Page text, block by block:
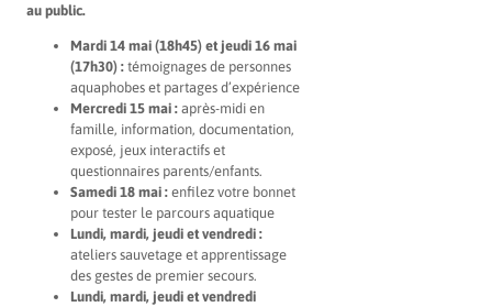
au public.
Mardi 14 mai (18h45) et jeudi 16 mai
(17h30) : témoignages de personnes
aquaphobes et partages d’expérience
Mercredi 15 mai : après-midi en
famille, information, documentation,
exposé, jeux interactifs et
questionnaires parents/enfants.
Samedi 18 mai : enfilez votre bonnet
pour tester le parcours aquatique
Lundi, mardi, jeudi et vendredi :
ateliers sauvetage et apprentissage
des gestes de premier secours.
Lundi, mardi, jeudi et vendredi